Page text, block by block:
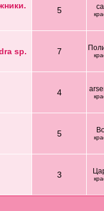
5
sp.
7
4
5
3